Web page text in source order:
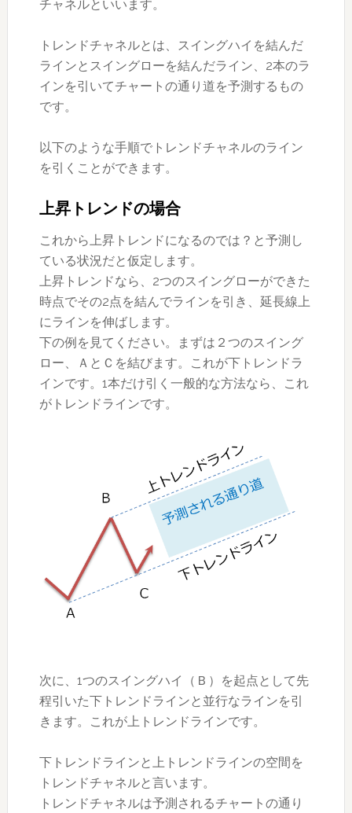
チャネルといいます。
トレンドチャネルとは、スイングハイを結んだ
ラインとスイングローを結んだライン、2本のラ
インを引いてチャートの通り道を予測するもの
です。
以下のような手順でトレンドチャネルのライン
を引くことができます。
上昇トレンドの場合
これから上昇トレンドになるのでは？と予測し
ている状況だと仮定します。
上昇トレンドなら、2つのスイングローができた
時点でその2点を結んでラインを引き、延長線上
にラインを伸ばします。
下の例を見てください。まずは２つのスイング
ロー、ＡとＣを結びます。これが下トレンドラ
インです。1本だけ引く一般的な方法なら、これ
がトレンドラインです。
次に、1つのスイングハイ（Ｂ）を起点として先
程引いた下トレンドラインと並行なラインを引
きます。これが上トレンドラインです。
下トレンドラインと上トレンドラインの空間を
トレンドチャネルと言います。
トレンドチャネルは予測されるチャートの通り